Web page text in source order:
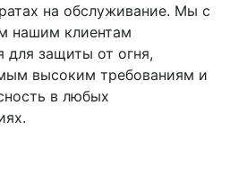
на обслуживание. Мы с
нашим клиентам
для защиты от огня,
высоким требованиям и
в любых